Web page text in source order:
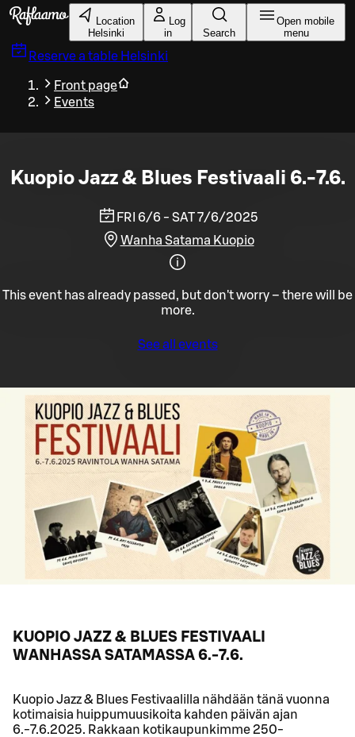
Skip to main content
Location
Helsinki
Log
in
Search
Open mobile
menu
Reserve a table Helsinki
Front page
Events
Kuopio Jazz & Blues Festivaali 6.-7.6.
FRI 6/6 - SAT 7/6/2025
Wanha Satama Kuopio
This event has already passed, but don't worry – there will be
more.
See all events
KUOPIO JAZZ & BLUES FESTIVAALI
WANHASSA SATAMASSA 6.-7.6.
Kuopio Jazz & Blues Festivaalilla nähdään tänä vuonna
kotimaisia huippumuusikoita kahden päivän ajan
6.-7.6.2025. Rakkaan kotikaupunkimme 250-